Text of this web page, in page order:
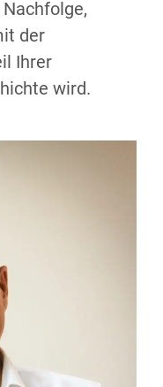
der
Ihrer
wird.